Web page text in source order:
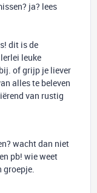
ja? lees
dit is de
leuke
of grijp je liever
alles te beleven
van rustig
wacht dan niet
pb! wie weet
groepje.